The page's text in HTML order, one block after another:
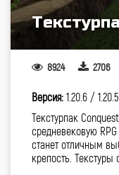
8924 2706
Версия: 1.20.6 /
Текстурпак
средневековую
станет отличным
крепость.